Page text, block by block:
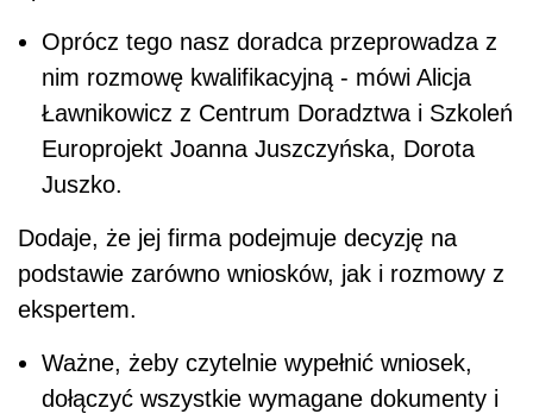
Oprócz tego nasz doradca przeprowadza z
nim rozmowę kwalifikacyjną - mówi Alicja
Ławnikowicz z Centrum Doradztwa i Szkoleń
Europrojekt Joanna Juszczyńska, Dorota
Juszko.
Dodaje, że jej firma podejmuje decyzję na
podstawie zarówno wniosków, jak i rozmowy z
ekspertem.
Ważne, żeby czytelnie wypełnić wniosek,
dołączyć wszystkie wymagane dokumenty i